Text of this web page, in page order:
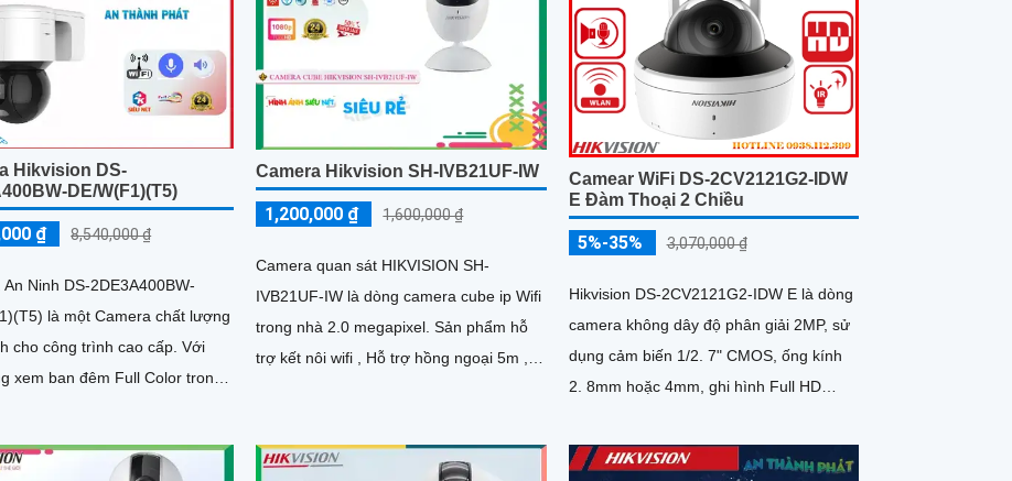
Hikvision DS-
DE/W(F1)(T5)
₫ 8,540,000 ₫
Ninh DS-2DE3A400BW-
là một Camera chất lượng
cho công trình cao cấp. Với
xem ban đêm Full Color trong
Camera Hikvision SH-IVB21UF-IW
1,200,000 ₫ 1,600,000 ₫
Camera quan sát HIKVISION SH-
IVB21UF-IW là dòng camera cube ip Wifi
trong nhà 2.0 megapixel. Sản phẩm hỗ
trợ kết nôi wifi , Hỗ trợ hồng ngoại 5m ,
Camear WiFi DS-2CV2121G2-IDW
E Đàm Thoại 2 Chiều
5%-35% 3,070,000 ₫
Hikvision DS-2CV2121G2-IDW E là dòng
camera không dây độ phân giải 2MP, sử
dụng cảm biến 1/2. 7" CMOS, ống kính
2. 8mm hoặc 4mm, ghi hình Full HD